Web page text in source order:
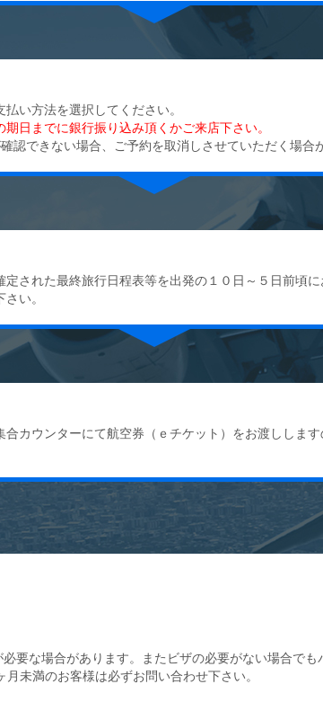
い方法を選択してください。
期日までに銀行振り込み頂くかご来店下さい。
認できない場合、ご予約を取消しさせていただく場合
された最終旅行日程表等を出発の１０日～５日前頃
い。
カウンターにて航空券（ｅチケット）をお渡ししま
要な場合があります。またビザの必要がない場合で
未満のお客様は必ずお問い合わせ下さい。